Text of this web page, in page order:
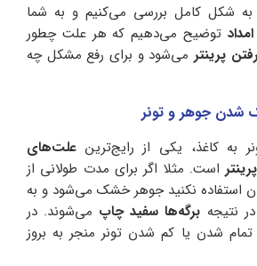
به شکل کامل بررسی می‌کنیم و به شما
توضیح می‌دهیم که هر علت چطور
پرینترمی‌شود و برای رفع مشکل چه
به کاغذ، یکی از رایج‌ترین علت‌های
است. مثلا اگر برای مدت طولانی از
استفاده نکنید جوهر خشک می‌شود و به
نتیجه برگه‌ها سفید چاپ می‌شوند. در
تمام شدن یا کم شدن تونر منجر به بروز